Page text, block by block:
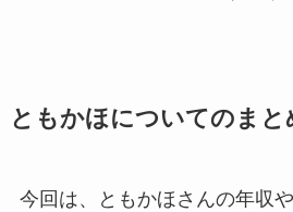
ともかほについてのまと
今回は、ともかほさんの年収